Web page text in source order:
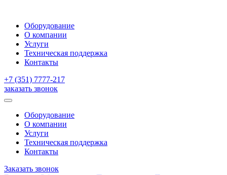
Оборудование
О компании
Услуги
Техническая поддержка
Контакты
+7 (351) 7777-217
заказать звонок
Оборудование
О компании
Услуги
Техническая поддержка
Контакты
Заказать звонок